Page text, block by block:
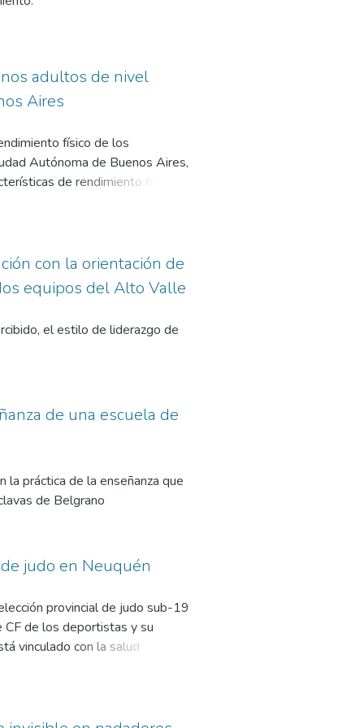
de diseñar
el bienestar y el éxito
adultos de nivel
Aires
físico de los
Autónoma de Buenos Aires,
de rendimiento físico.
long jump (SLJ). Además, se
los Taekwondistas. El
Las mediciones
regular. Hemos
entre el índice de masa
las características
conocimientos sobre este
en la masa corporal,
y como conclusión se
dando a entender que al
con la orientación de
equipos del Alto Valle
el estilo de liderazgo de
de una escuela de
práctica de la enseñanza que
de Belgrano
judo en Neuquén
provincial de judo sub-19
de los deportistas y su
vinculado con la salud
de sobrepeso y obesidad